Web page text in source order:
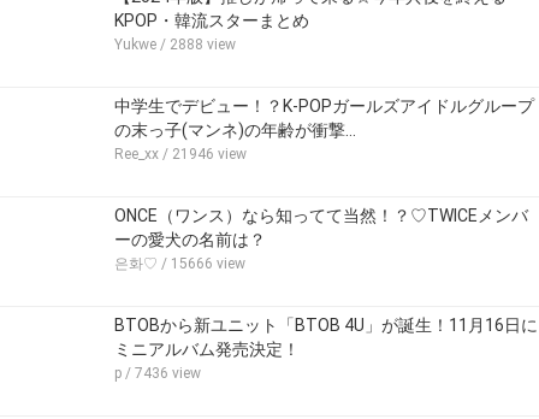
KPOP・韓流スターまとめ
Yukwe / 2888 view
中学生でデビュー！？K-POPガールズアイドルグループ
の末っ子(マンネ)の年齢が衝撃…
Ree_xx / 21946 view
ONCE（ワンス）なら知ってて当然！？♡TWICEメンバ
ーの愛犬の名前は？
은화♡ / 15666 view
BTOBから新ユニット「BTOB 4U」が誕生！11月16日に
ミニアルバム発売決定！
p / 7436 view